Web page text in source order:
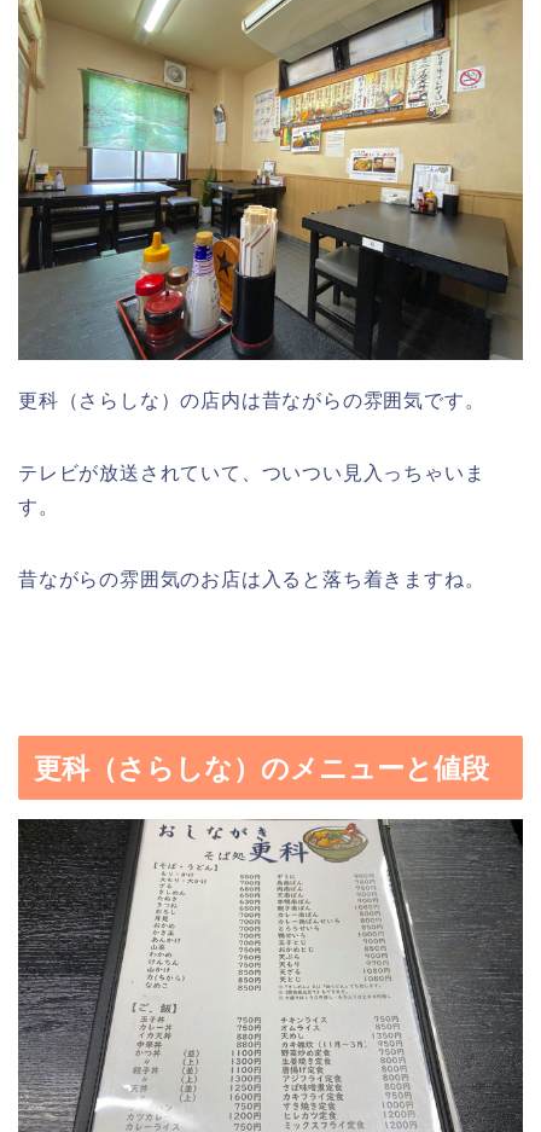
更科（さらしな）の店内は昔ながらの雰囲気です。
テレビが放送されていて、ついつい見入っちゃいま
す。
昔ながらの雰囲気のお店は入ると落ち着きますね。
更科（さらしな）のメニューと値段